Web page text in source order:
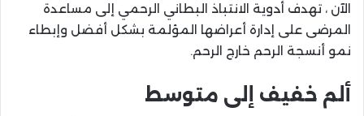
الآن ، تهدف أدوية الانتباذ البطاني الرحمي إلى مساعدة
المرضى على إدارة أعراضها المؤلمة بشكل أفضل وإبطاء
نمو أنسجة الرحم خارج الرحم.
ألم خفيف إلى متوسط